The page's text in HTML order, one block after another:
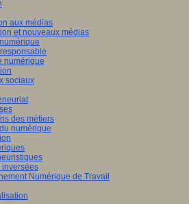
aux médias
et nouveaux médias
numérique
sociaux
des métiers
numérique
inversées
Numérique de Travail